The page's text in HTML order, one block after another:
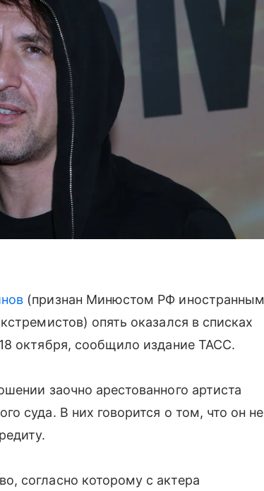
(признан Минюстом РФ иностранным
опять оказался в списках
октября, сообщило издание ТАСС.
заочно арестованного артиста
суда. В них говорится о том, что он не
согласно которому с актера